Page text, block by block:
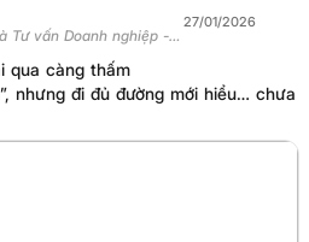
chúc đúng nhu cầu cảm xúc
nghe. 07 câu nói dưới đây nên
Tư vấn Doanh nghiệp -
27/01/2026
qua càng thấm
nhưng đi đủ đường mới hiểu… chưa